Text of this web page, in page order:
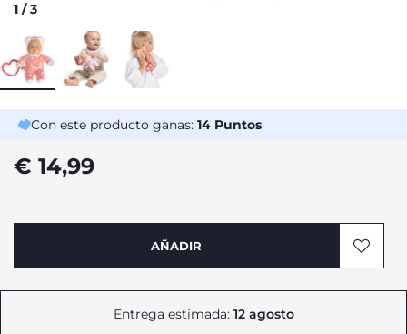
1 /3
Con este producto ganas: 14 Puntos
€ 14,99
AÑADIR
Entrega estimada: 12 agosto